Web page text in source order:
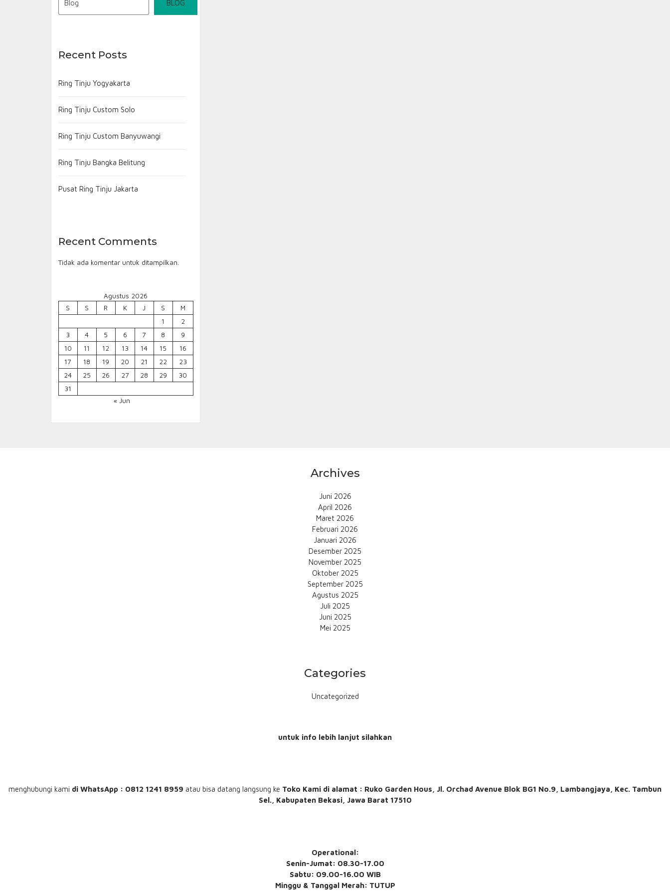
BLOG
Recent Posts
Ring Tinju Yogyakarta
Ring Tinju Custom Solo
Ring Tinju Custom Banyuwangi
Ring Tinju Bangka Belitung
Pusat Ring Tinju Jakarta
Recent Comments
Tidak ada komentar untuk ditampilkan.
Agustus 2026
S
S R K J S
M
1
2
3
4 5 6 7 8
9
10
11 12 13 14 15
16
17
18 19 20 21 22
23
24
25 26 27 28 29
30
31
« Jun
Archives
Juni 2026
April 2026
Maret 2026
Februari 2026
Januari 2026
Desember 2025
November 2025
Oktober 2025
September 2025
Agustus 2025
Juli 2025
Juni 2025
Mei 2025
Categories
Uncategorized
untuk info lebih lanjut silahkan
menghubungi kami di WhatsApp : 0812 1241 8959 atau bisa datang langsung ke Toko Kami di alamat : Ruko Garden Hous, Jl. Orchad Avenue Blok BG1 No.9, Lambangjaya, Kec. Tambun
Sel., Kabupaten Bekasi, Jawa Barat 17510
Operational:
Senin-Jumat: 08.30-17.00
Sabtu: 09.00-16.00 WIB
Minggu & Tanggal Merah: TUTUP